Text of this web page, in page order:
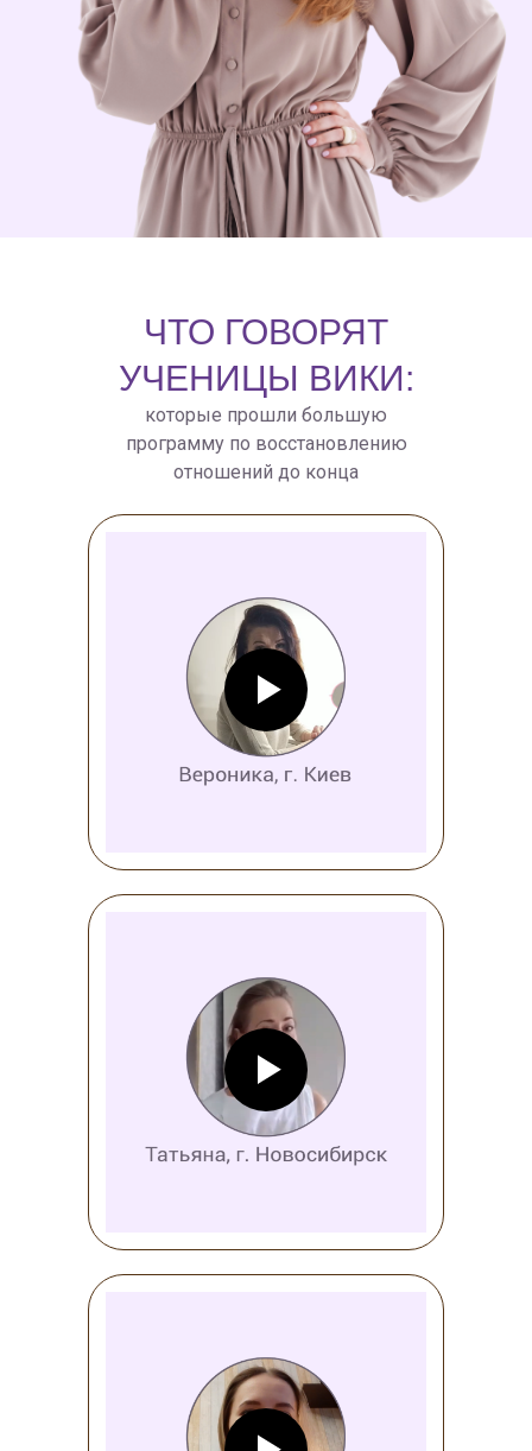
ЧТО ГОВОРЯТ
УЧЕНИЦЫ ВИКИ:
которые прошли большую
программу по восстановлению
отношений до конца